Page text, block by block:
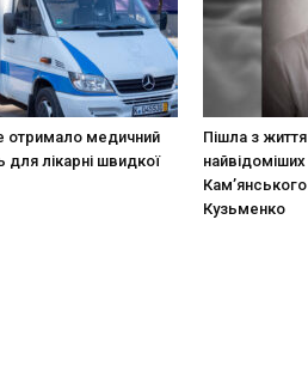
отримало медичний
для лікарні швидкої
Пішла з
найвідоміших
Кузьменко